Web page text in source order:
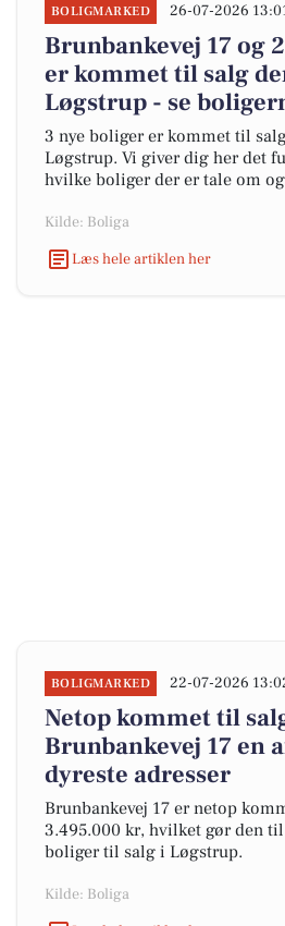
BOLIGMARKED 26-07-2026
Brunbankevej 17 og
er kommet til salg
Løgstrup - se
3 nye boliger er kommet til
Løgstrup. Vi giver dig her det
hvilke boliger der er tale om
Kilde: Boliga
Læs hele artiklen her
BOLIGMARKED 22-07-2026
Netop kommet til
Brunbankevej 17 en
dyreste adresser
Brunbankevej 17 er netop
3.495.000 kr, hvilket gør den
boliger til salg i Løgstrup.
Kilde: Boliga